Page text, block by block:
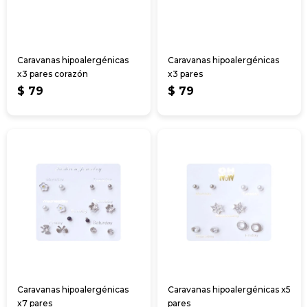
Caravanas hipoalergénicas
x3 pares corazón
$ 79
Caravanas hipoalergénicas
x3 pares
$ 79
Caravanas hipoalergénicas
x7 pares
Caravanas hipoalergénicas x5
pares